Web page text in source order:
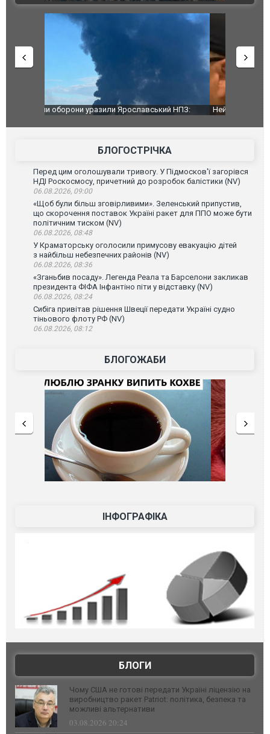
Неймар влаштував конфлікт після перемоги
Мудрик
БЛОГОСТРІЧКА
Перед цим оголошували тривогу. У Підмосков'ї загорівся
НДІ Роскосмосу, причетний до розробок балістики (NV)
06.08.2026, 09:00
«Щоб були більш зговірливими». Зеленський припустив,
що скорочення поставок Україні ракет для ППО може бути
політичним тиском (NV)
06.08.2026, 08:48
У Краматорську оголосили примусову евакуацію дітей
з найбільш небезпечних районів (NV)
06.08.2026, 08:36
«Зганьбив посаду». Легенда Реала та Барселони закликав
президента ФІФА Інфантіно піти у відставку (NV)
06.08.2026, 08:24
Сибіга привітав рішення Швеції передати Україні судно
тіньового флоту РФ (NV)
06.08.2026, 08:12
БЛОГОЖАБИ
ІНФОГРАФІКА
БЛОГИ
Чому США не готові передати Україні ліцензію на
виробництво ракет Patriot: політика, безпека та
можливі альтернативи
03.08.2026 20:24